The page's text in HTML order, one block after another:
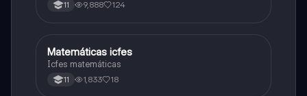
carrera con la que tanto sueñas.
11 9,888 124
ICFES: Matemáticas
Matemáticas icfes
Icfes matemáticas
11 1,833 18